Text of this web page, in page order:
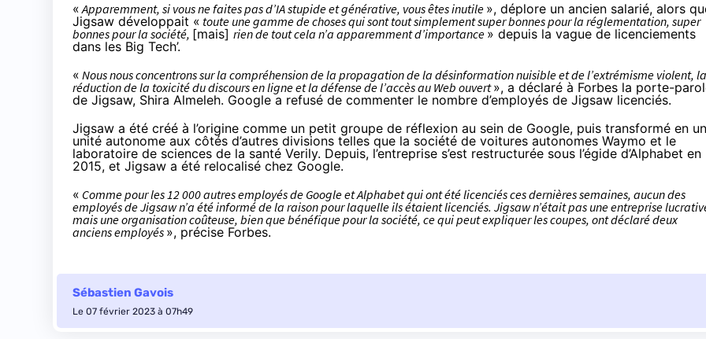
«Apparemment, si vous ne faites pas d’IA stupide et générative, vous êtes inutile », déplore un ancien salarié, alors
Jigsaw développait « toute une gamme de choses qui sont tout simplement super bonnes pour la réglementation, super
bonnes pour la société, [mais] rien de tout cela n’a apparemment d’importance » depuis la vague de licenciements
dans les Big Tech’.
« Nous nous concentrons sur la compréhension de la propagation de la désinformation nuisible et de l’extrémisme violent, la
réduction de la toxicité du discours en ligne et la défense de l’accès au Web ouvert», a déclaré à Forbes la porte-
de Jigsaw, Shira Almeleh. Google a refusé de commenter le nombre d’employés de Jigsaw licenciés.
Jigsaw a été créé à l’origine comme un petit groupe de réflexion au sein de Google, puis transformé en
unité autonome aux côtés d’autres divisions telles que la société de voitures autonomes Waymo et le
laboratoire de sciences de la santé Verily. Depuis, l’entreprise s’est restructurée sous l’égide d’Alphabet en
2015, et Jigsaw a été relocalisé chez Google.
« Comme pour les 12 000 autres employés de Google et Alphabet qui ont été licenciés ces dernières semaines, aucun des
employés de Jigsaw n’a été informé de la raison pour laquelle ils étaient licenciés. Jigsaw n’était pas une entreprise
mais une organisation coûteuse, bien que bénéfique pour la société, ce qui peut expliquer les coupes, ont déclaré deux
anciens employés », précise Forbes.
Sébastien Gavois
Le 07 février 2023 à 07h49